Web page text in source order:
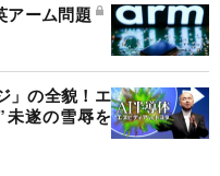
アーム問題
」の全貌！エ
未遂の雪辱を